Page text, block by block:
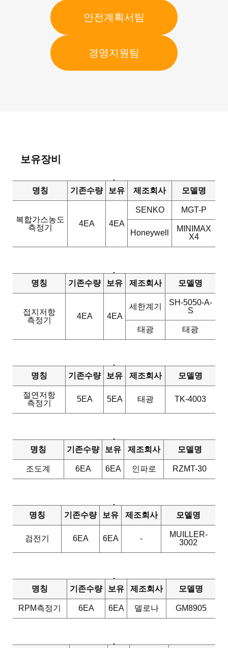
안전계획서팀
경영지원팀
보유장비
명칭 기존수량 보유 제조회사 모델명
복합가스농도
측정기
4EA 4EA
SENKO MGT-P
Honeywell
MINIMAX
X4
명칭 기존수량 보유 제조회사 모델명
접지저항
측정기
4EA 4EA
세한계기
SH-5050-A-
S
태광 태광
명칭 기존수량 보유 제조회사 모델명
절연저항
측정기
5EA 5EA 태광 TK-4003
명칭 기존수량 보유 제조회사 모델명
조도계 6EA 6EA 인파로 RZMT-30
명칭 기존수량 보유 제조회사 모델명
검전기 6EA 6EA -
MUILLER-
3002
명칭 기존수량 보유 제조회사 모델명
RPM측정기 6EA 6EA 델로나 GM8905